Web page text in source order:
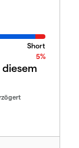
Short
5%
diesem